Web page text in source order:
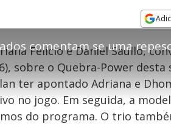
Conteúdo bloqueado
tentando assisitr é de exibição
Felício e Daniel Saullo,
sobre o Quebra-Power
ter apontado Adriana e
no jogo. Em seguida, a
do programa. O trio